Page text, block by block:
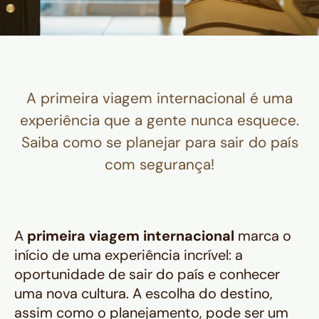
A primeira viagem internacional é uma
experiência que a gente nunca esquece.
Saiba como se planejar para sair do país
com segurança!
A primeira viagem internacional marca o
início de uma experiência incrível: a
oportunidade de sair do país e conhecer
uma nova cultura. A escolha do destino,
assim como o planejamento, pode ser um